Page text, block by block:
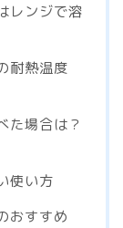
レンジで溶
耐熱温度
た場合は？
使い方
おすすめ